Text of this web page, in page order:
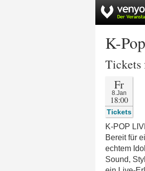
K-
Tickets
Fr
8.Jan
18:00
Tickets
K-POP
Bereit für
echtem
Sound,